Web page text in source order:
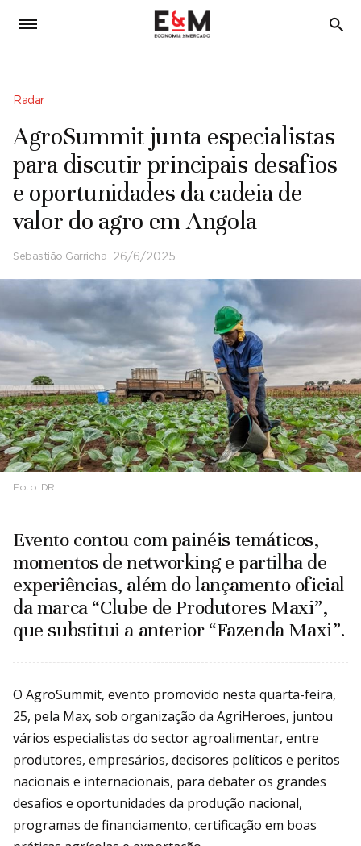
5
Radar
AgroSummit junta especialistas
para discutir principais desafios
e oportunidades da cadeia de
valor do agro em Angola
Sebastião Garricha 26/6/2025
Foto: DR
Evento contou com painéis temáticos,
momentos de networking e partilha de
experiências, além do lançamento oficial
da marca “Clube de Produtores Maxi”,
que substitui a anterior “Fazenda Maxi”.
O AgroSummit, evento promovido nesta quarta-feira,
25, pela Max, sob organização da AgriHeroes, juntou
vários especialistas do sector agroalimentar, entre
produtores, empresários, decisores políticos e peritos
nacionais e internacionais, para debater os grandes
desafios e oportunidades da produção nacional,
programas de financiamento, certificação em boas